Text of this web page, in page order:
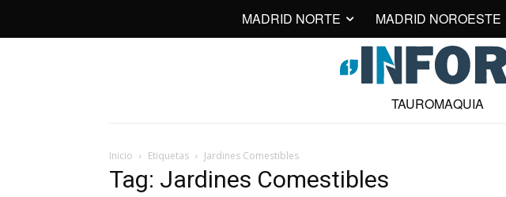
MADRID NORTE MADRID NOROESTE
TAUROMAQUIA
Inicio Etiquetas Jardines Comestibles
Tag: Jardines Comestibles